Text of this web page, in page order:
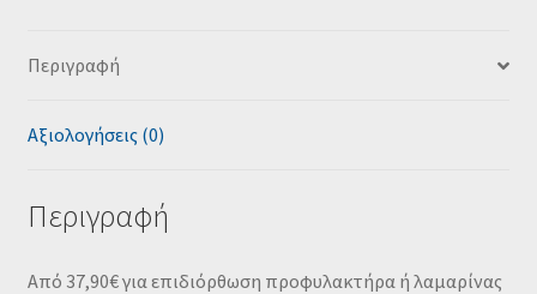
Περιγραφή
Αξιολογήσεις (0)
Περιγραφή
Από 37,90€ για επιδιόρθωση προφυλακτήρα ή λαμαρίνας